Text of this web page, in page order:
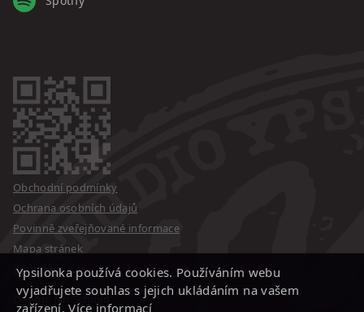
Obchodní podmínky
Ochrana osobních údajů
Povinně zveřejňované informace
Mapa stránek
Kontakty
Design: Jan Schmid
Ypsilonka používá cookies. Používáním webu
vyjadřujete souhlas s jejich ukládáním na vašem
zařízení.Více informací